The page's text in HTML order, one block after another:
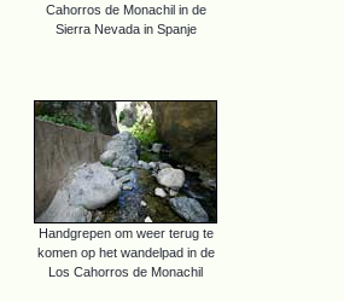
Cahorros de Monachil in de
Sierra Nevada in Spanje
Handgrepen om weer terug te
komen op het wandelpad in de
Los Cahorros de Monachil